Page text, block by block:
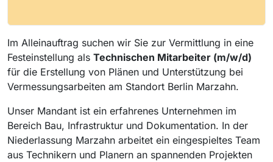
Im Alleinauftrag suchen wir Sie zur Vermittlung in eine
Festeinstellung als Technischen Mitarbeiter (m/w/d)
für die Erstellung von Plänen und Unterstützung bei
Vermessungsarbeiten am Standort Berlin Marzahn.
Unser Mandant ist ein erfahrenes Unternehmen im
Bereich Bau, Infrastruktur und Dokumentation. In der
Niederlassung Marzahn arbeitet ein eingespieltes Team
aus Technikern und Planern an spannenden Projekten